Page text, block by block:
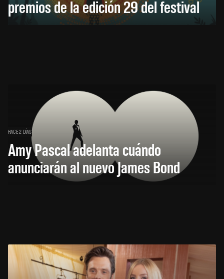
premios de la edición 29 del festival
HACE 2 DÍAS
Amy Pascal adelanta cuándo
anunciarán al nuevo James Bond